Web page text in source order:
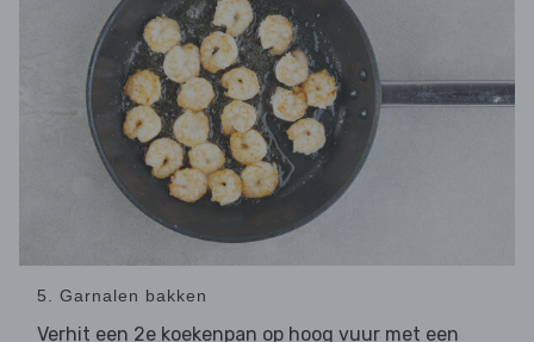
5. Garnalen bakken
Verhit een 2e koekenpan op hoog vuur met een